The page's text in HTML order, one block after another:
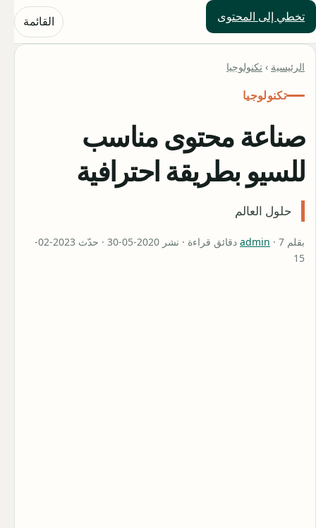
تخطي إلى المحتوى
حلول العالم القائمة
الرئيسية › تكنولوجيا
تكنولوجيا
صناعة محتوى مناسب
للسيو بطريقة احترافية
حلول العالم
بقلم admin
· 7 دقائق قراءة · نشر 2020-05-30 · حدّث 2023-02-
15